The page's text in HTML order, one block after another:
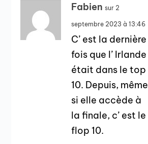
Fabien sur 2
septembre 2023 à 13:46
C’ est la dernière
fois que l’ Irlande
était dans le top
10. Depuis, même
si elle accède à
la finale, c’ est le
flop 10.